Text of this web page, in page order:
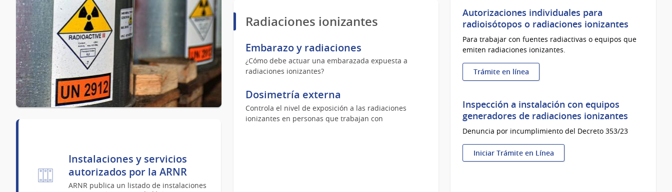
Instalaciones y servicios
autorizados por la ARNR
ARNR publica un listado de instalaciones
Radiaciones ionizantes
Embarazo y radiaciones
¿Cómo debe actuar una embarazada expuesta a
radiaciones ionizantes?
Dosimetría externa
Controla el nivel de exposición a las radiaciones
ionizantes en personas que trabajan con
de
para
el
uso
radioisótopos
o
ionizantes
Autorizaciones individuales para
radioisótopos o radiaciones ionizantes
Para trabajar con fuentes radiactivas o equipos que
emiten radiaciones ionizantes.
Trámite en línea
:
individuales
radioisótopos
o
ionizantes
Inspección a instalación con equipos
generadores de radiaciones ionizantes
Denuncia por incumplimiento del Decreto 353/23
Iniciar Trámite en Línea
: